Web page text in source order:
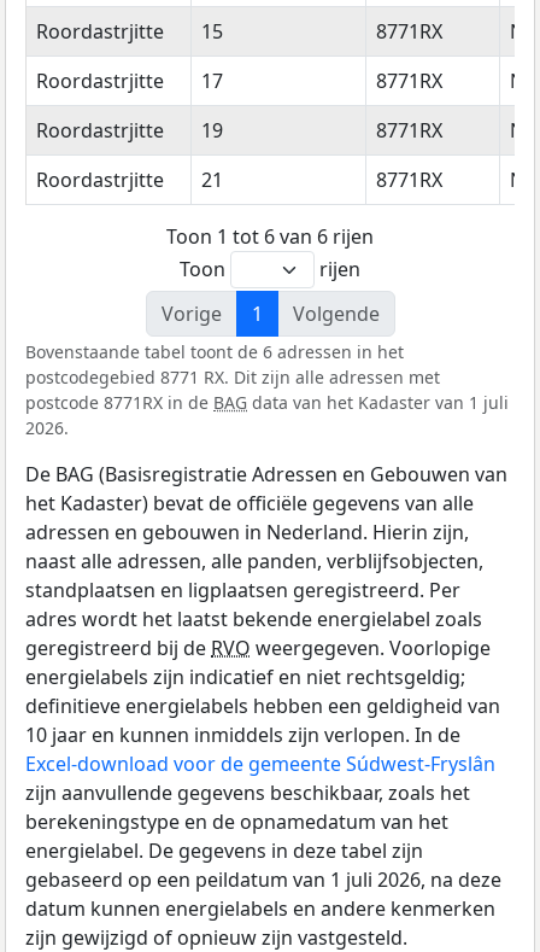
Roordastrjitte 15 8771RX
Roordastrjitte
17 8771RX
Roordastrjitte
19 8771RX
Roordastrjitte
21 8771RX
Toon 1 tot 6 van 6 rijen
Toon
rijen
Vorige
1 Volgende
Bovenstaande tabel toont de 6 adressen in het
postcodegebied 8771 RX. Dit zijn alle adressen met
postcode 8771RX in de BAG data van het Kadaster van 1 juli
2026.
De BAG (Basisregistratie Adressen en Gebouwen van
het Kadaster) bevat de officiële gegevens van alle
adressen en gebouwen in Nederland. Hierin zijn,
naast alle adressen, alle panden, verblijfsobjecten,
standplaatsen en ligplaatsen geregistreerd. Per
adres wordt het laatst bekende energielabel zoals
geregistreerd bij de RVO weergegeven. Voorlopige
energielabels zijn indicatief en niet rechtsgeldig;
definitieve energielabels hebben een geldigheid van
10 jaar en kunnen inmiddels zijn verlopen. In de
Excel-download voor de gemeente Súdwest-Fryslân
zijn aanvullende gegevens beschikbaar, zoals het
berekeningstype en de opnamedatum van het
energielabel. De gegevens in deze tabel zijn
gebaseerd op een peildatum van 1 juli 2026, na deze
datum kunnen energielabels en andere kenmerken
zijn gewijzigd of opnieuw zijn vastgesteld.